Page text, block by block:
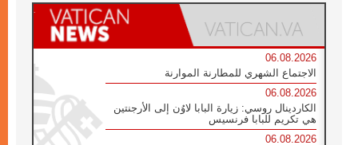
06.08.2026
الاجتماع الشهري للمطارنة الموارنة
06.08.2026
الكاردينال روسي: زيارة البابا لاوُن إلى الأرجنتين
هي تكريم للبابا فرنسيس
06.08.2026